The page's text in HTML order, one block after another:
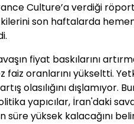
Culture’a verdiği
son haftalarda
fiyat baskılarını
faiz oranlarını yükseltti.
olasılığını dışlamıyor.
yapıcılar, İran'daki
süre yüksek kalacağını